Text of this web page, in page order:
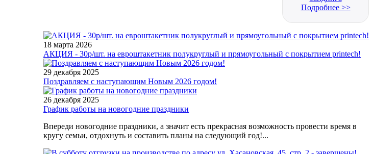
Подробнее >>
18 марта 2026
АКЦИЯ - 30р/шт. на евроштакетник полукруглый и прямоугольный с покрытием printech!
29 декабря 2025
Поздравляем с наступающим Новым 2026 годом!
26 декабря 2025
График работы на новогодние праздники
Впереди новогодние праздники, а значит есть прекрасная возможность провести время в
кругу семьи, отдохнуть и составить планы на следующий год!...